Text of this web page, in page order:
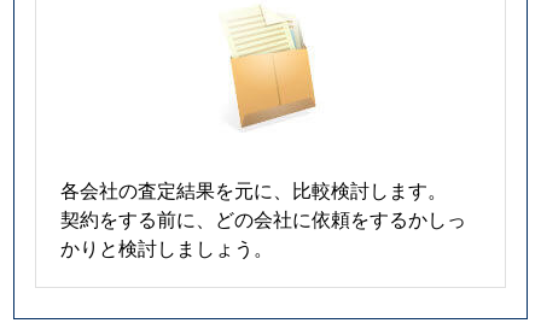
各会社の査定結果を元に、比較検討します。
契約をする前に、どの会社に依頼をするかしっ
かりと検討しましょう。